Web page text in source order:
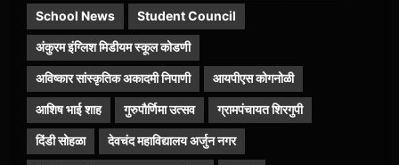
School News Student Council
अंकुरम इंग्लिश मिडीयम स्कूल कोडणी
अविष्कार सांस्कृतिक अकादमी निपाणी आयपीएस कोगनोळी
आशिष भाई शाह गुरुपौर्णिमा उत्सव ग्रामपंचायत शिरगुपी
दिंडी सोहळा देवचंद महाविद्यालय अर्जुन नगर